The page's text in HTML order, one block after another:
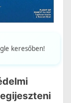
keresőben!